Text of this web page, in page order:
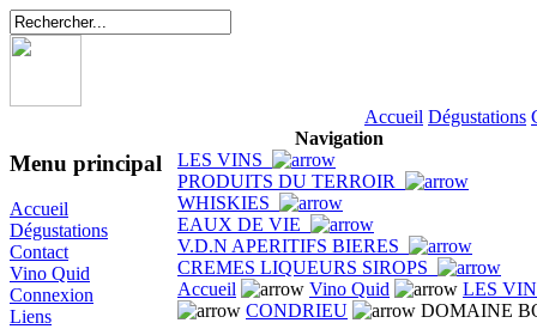
Accueil Dégustations
Menu principal
Accueil
Dégustations
Contact
Vino Quid
Connexion
Liens
Navigation
LES VINS
PRODUITS DU TERROIR
WHISKIES
EAUX DE VIE
V.D.N APERITIFS BIERES
CREMES LIQUEURS SIROPS
Accueil
Vino Quid
LES
CONDRIEU
DOMAINE